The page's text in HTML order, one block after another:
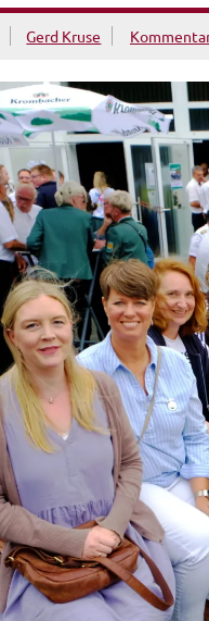
Gerd Kruse